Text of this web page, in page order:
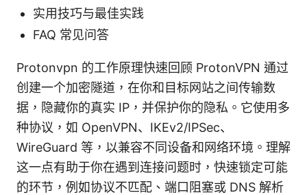
实用技巧与最佳实践
FAQ 常见问答
Protonvpn 的工作原理快速回顾 ProtonVPN 通过
创建一个加密隧道，在你和目标网站之间传输数
据，隐藏你的真实 IP，并保护你的隐私。它使用多
种协议，如 OpenVPN、IKEv2/IPSec、
WireGuard 等，以兼容不同设备和网络环境。理解
这一点有助于你在遇到连接问题时，快速锁定可能
的环节，例如协议不匹配、端口阻塞或 DNS 解析